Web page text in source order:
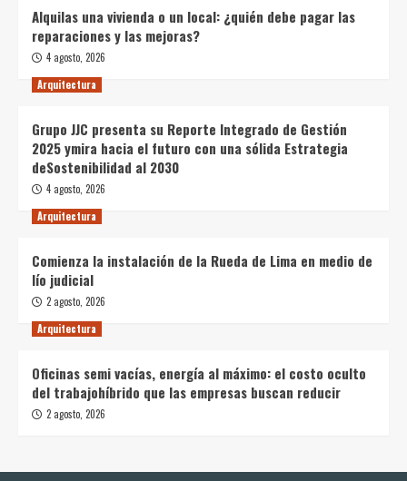
Alquilas una vivienda o un local: ¿quién debe pagar las
reparaciones y las mejoras?
4 agosto, 2026
Arquitectura
Grupo JJC presenta su Reporte Integrado de Gestión
2025 ymira hacia el futuro con una sólida Estrategia
deSostenibilidad al 2030
4 agosto, 2026
Arquitectura
Comienza la instalación de la Rueda de Lima en medio de
lío judicial
2 agosto, 2026
Arquitectura
Oficinas semi vacías, energía al máximo: el costo oculto
del trabajohíbrido que las empresas buscan reducir
2 agosto, 2026